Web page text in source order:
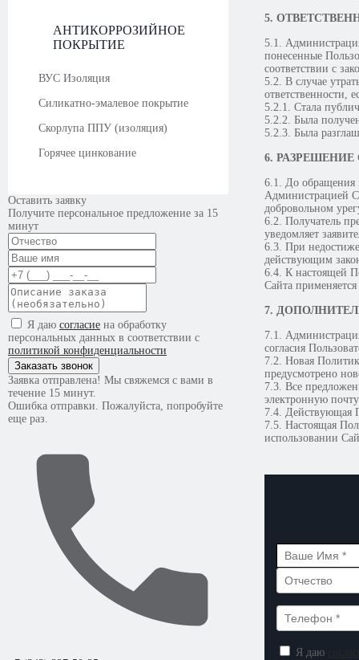
АНТИКОРРОЗИЙНОЕ
ПОКРЫТИЕ
ВУС Изоляция
Силикатно-эмалевое покрытие
Скорлупа ППУ (изоляция)
Горячее цинкование
Оставить заявку
Получите персональное предложение за 15
минут
Я даю согласие на обработку
персональных данных в соответствии с
политикой конфиденциальности
Заказать звонок
Заявка отправлена! Мы свяжемся с вами в
течение 15 минут.
Ошибка отправки. Пожалуйста, попробуйте
еще раз.
5.
5.1.
понесенные
соответствии с
5.2. В случае
ответственности,
5.2.1. Стала
5.2.2. Была
5.2.3. Была
6.
6.1. До обращения
Администрацией
добровольном
6.2. Получатель
уведомляет
6.3. При
действующим
6.4. К настоящей
Сайта
7.
7.1.
согласия
7.2. Новая
предусмотрено
7.3. Все
электронную
7.4. Действующая
7.5. Настоящая
использовании
Я даю